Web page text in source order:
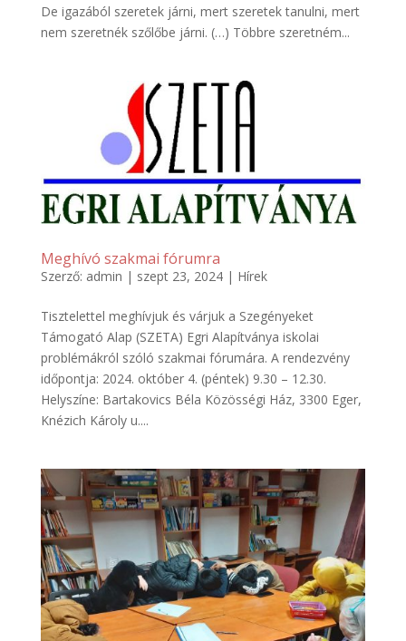
De igazából szeretek járni, mert szeretek tanulni, mert
nem szeretnék szőlőbe járni. (…) Többre szeretném...
Meghívó szakmai fórumra
Szerző: admin | szept 23, 2024| Hírek
Tisztelettel meghívjuk és várjuk a Szegényeket
Támogató Alap (SZETA) Egri Alapítványa iskolai
problémákról szóló szakmai fórumára. A rendezvény
időpontja: 2024. október 4. (péntek) 9.30 – 12.30.
Helyszíne: Bartakovics Béla Közösségi Ház, 3300 Eger,
Knézich Károly u....